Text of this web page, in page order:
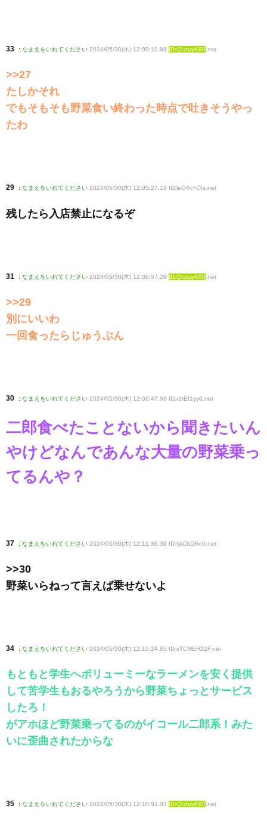
33 : なまえをいれてください 2024/05/30(木) 12:09:10.88 ID:QIztuyK80 .net
>>27
たしかそれ
でもそもそも野菜食い終わった時点で吐きそうやっ
たわ
29 : なまえをいれてください 2024/05/30(木) 12:05:27.18 ID:leO4c+Cfa.net
残したら入店禁止になるぞ
31 : なまえをいれてください 2024/05/30(木) 12:06:57.29 ID:QIztuyK80 .net
>>29
別にいいわ
一回食ったらじゅうぶん
30 : なまえをいれてください 2024/05/30(木) 12:06:47.69 ID:/2tEf1yy0 .net
二郎食べたことないから聞きたいん
やけどなんであんな大量の野菜乗っ
てるんや？
37 : なまえをいれてください 2024/05/30(木) 12:11:36.39 ID:fjkCbDRn0 .net
>>30
野菜いらねって言えば乗せないよ
34 : なまえをいれてください 2024/05/30(木) 12:10:24.85 ID:sTCMEH22F.net
もともと学生へボリューミーなラーメンを安く提供
して苦学生もおるやろうから野菜ちょっとサービス
したろ！
がアホほど野菜乗ってるのがイコール二郎系！みた
いに歪曲されたからな
35 : なまえをいれてください 2024/05/30(木) 12:10:51.03 ID:QIztuyK80.net